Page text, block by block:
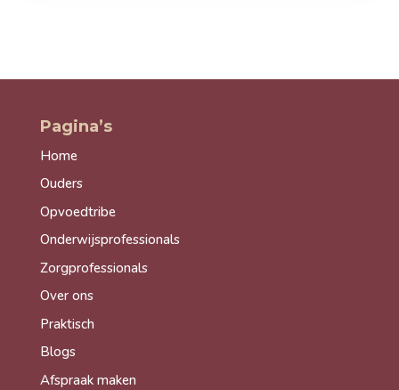
Pagina’s
Home
Ouders
Opvoedtribe
Onderwijsprofessionals
Zorgprofessionals
Over ons
Praktisch
Blogs
Afspraak maken